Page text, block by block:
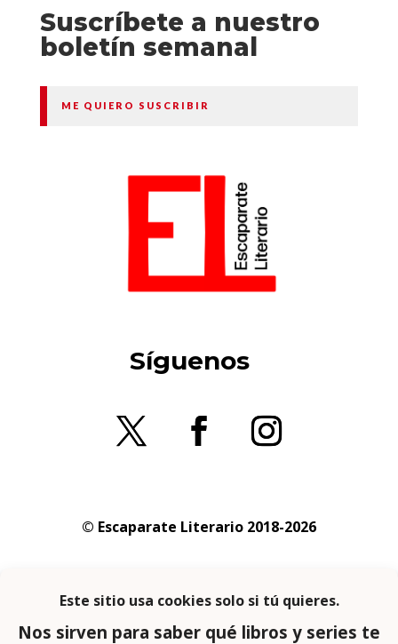
Suscríbete a nuestro
boletín semanal
ME QUIERO SUSCRIBIR
Síguenos
© Escaparate Literario 2018-2026
privacidad